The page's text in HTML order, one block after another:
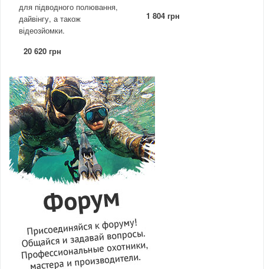
для підводного полювання,
дайвінгу, а також
відеозйомки.
20 620 грн
1 804 грн